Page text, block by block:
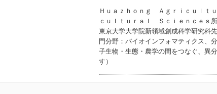
Ｈｕａｚｈｏｎｇ Ａｇｒｉｃｕｌ
ｃｕｌｔｕｒａｌ Ｓｃｉｅｎｃｅｓ
東京大学大学院新領域創成科学研究科
門分野：バイオインフォマティクス、
子生物・生態・農学の間をつなぐ、異
す）